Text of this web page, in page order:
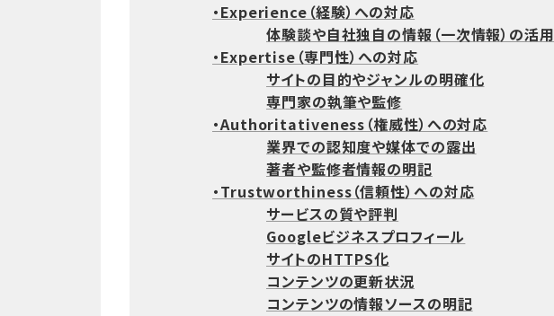
・Experience（経験）への対応
体験談や自社独自の情報（一次情報）の活用
・Expertise（専門性）への対応
サイトの目的やジャンルの明確化
専門家の執筆や監修
・Authoritativeness（権威性）への対応
業界での認知度や媒体での露出
著者や監修者情報の明記
・Trustworthiness（信頼性）への対応
サービスの質や評判
Googleビジネスプロフィール
サイトのHTTPS化
コンテンツの更新状況
コンテンツの情報ソースの明記